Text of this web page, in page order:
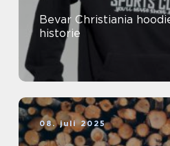
Bevar Christiania
historie
08. juli 2025